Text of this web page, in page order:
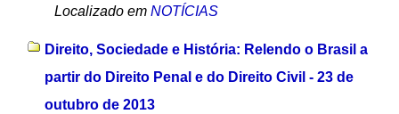
Localizado em NOTÍCIAS
Direito, Sociedade e História: Relendo o Brasil a
partir do Direito Penal e do Direito Civil - 23 de
outubro de 2013